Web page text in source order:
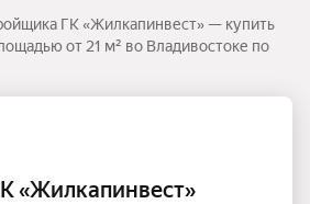
ГК «Жилкапинвест» — купить
от 21 м² во Владивостоке по
«Жилкапинвест»